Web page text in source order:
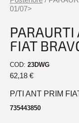
01/07>
PARAURTI
FIAT
COD: 23DWG
62,18 €
P/TI ANT PRIM
735443850